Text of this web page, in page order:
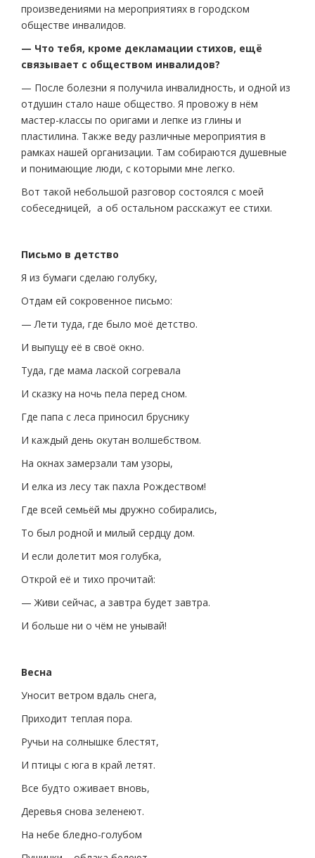
произведениями на мероприятиях в городском
обществе инвалидов.
— Что тебя, кроме декламации стихов, ещё
связывает с обществом инвалидов?
— После болезни я получила инвалидность, и одной из
отдушин стало наше общество. Я провожу в нём
мастер-классы по оригами и лепке из глины и
пластилина. Также веду различные мероприятия в
рамках нашей организации. Там собираются душевные
и понимающие люди, с которыми мне легко.
Вот такой небольшой разговор состоялся с моей
собеседницей, а об остальном расскажут ее стихи.
Письмо в детство
Я из бумаги сделаю голубку,
Отдам ей сокровенное письмо:
— Лети туда, где было моё детство.
И выпущу её в своё окно.
Туда, где мама лаской согревала
И сказку на ночь пела перед сном.
Где папа с леса приносил бруснику
И каждый день окутан волшебством.
На окнах замерзали там узоры,
И елка из лесу так пахла Рождеством!
Где всей семьёй мы дружно собирались,
То был родной и милый сердцу дом.
И если долетит моя голубка,
Открой её и тихо прочитай:
— Живи сейчас, а завтра будет завтра.
И больше ни о чём не унывай!
Весна
Уносит ветром вдаль снега,
Приходит теплая пора.
Ручьи на солнышке блестят,
И птицы с юга в край летят.
Все будто оживает вновь,
Деревья снова зеленеют.
На небе бледно-голубом